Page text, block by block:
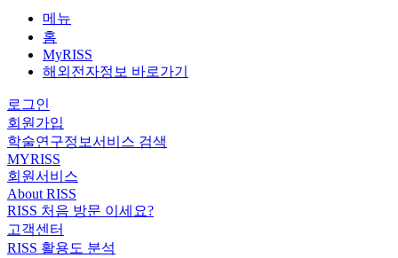
메뉴
홈
MyRISS
해외전자정보 바로가기
로그인
회원가입
학술연구정보서비스 검색
MYRISS
회원서비스
About RISS
RISS 처음 방문 이세요?
고객센터
RISS 활용도 분석